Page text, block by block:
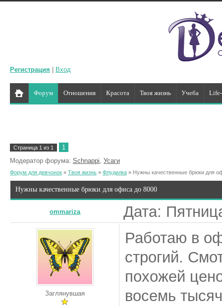
Регистрация Вход
Форум Отношения Красота Твоя жизнь Учеба
Страница 1 из 1
1
Модератор форума: Schnappi, Усаги
Форум для девчонок » Твоя жизнь » Флудилка » Нужны качественные брюки для
Нужны качественные брюки для офиса до 8000
ommariza Дата:
Заглянувшая
Работаю в
строгий.
похожей
восемь